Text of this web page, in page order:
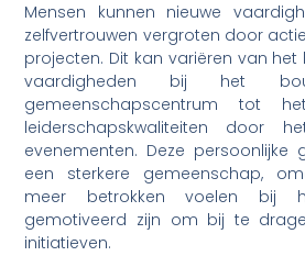
Mensen kunnen nieuwe
zelfvertrouwen vergroten door
projecten. Dit kan variëren van
vaardigheden bij het
gemeenschapscentrum tot
leiderschapskwaliteiten door
evenementen. Deze
een sterkere gemeenschap,
meer betrokken voelen bij
gemotiveerd zijn om bij te
initiatieven.